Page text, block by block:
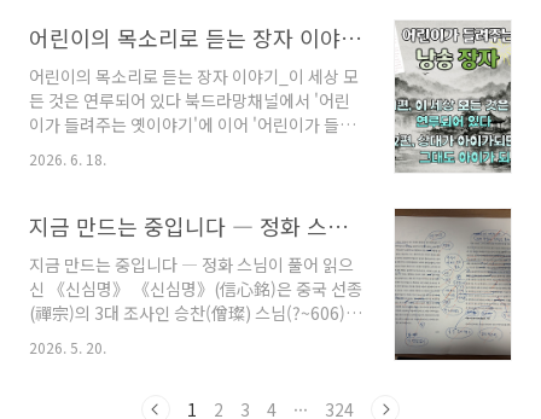
고, 여기를 클릭하시면 가족 강의를 들으실 수 ..
지는 않다. 패턴이 존재하지만 패턴 자체를 복잡
빠진 코가 있는 것이다. 이야기란 패턴이 망가질
때 어떤 일이 벌어지는지에 대한 것, 빠진 코에 대
한 것이다.(대니 샤피로, 《계속 쓰기: 나의 단어
로》, 한유주 옮김, 마티, 2022, 191쪽) 미국의
so, 늘 그렇지..
어린이의 목소리로 듣는 장자 이야기_ 이 세상 모든 것은 연루되어 있다
어린이의 목소리로 듣는 장자 이야기_이 세상 모
든 것은 연루되어 있다 북드라망채널에서 '어린
이가 들려주는 옛이야기'에 이어 '어린이가 들려
주는 장자'가 시작됩니다. 『장자』라는 텍스트
자체가 가진 힘이 어린이의 목소리를 통해 전달
사유를 생각해 보는 시간을 갖게 합니다. 첫번째
편에서는 『장자』 '산목'에 나오는 내용으로,
'이 세상 모든 것은 연루되어 있다', 그리고 '인간
세'에 나오는 '상대가 아이가 되면 그대도 아이가
되세요'를 들려드립니다.매미를 노리는 사마귀,
사마귀를 노리는 까치, 그리고 그 모습을 바라보
2026. 6. 18.
지금 만드는 중입니다 ― 정화 스님이 풀어 읽으신 《신심명》
지금 만드는 중입니다 ― 정화 스님이 풀어 읽으
신 《신심명》 《신심명》(信心銘)은 중국 선종
(禪宗)의 3대 조사인 승찬(僧璨) 스님(?~606)이
다. 짧은 한문 시의 형태로 이루어져 있지만, 선
하고 함축적으로 담고 있어 이후 동아시아 선불
2026. 5. 20.
1 2 3 4 ··· 324